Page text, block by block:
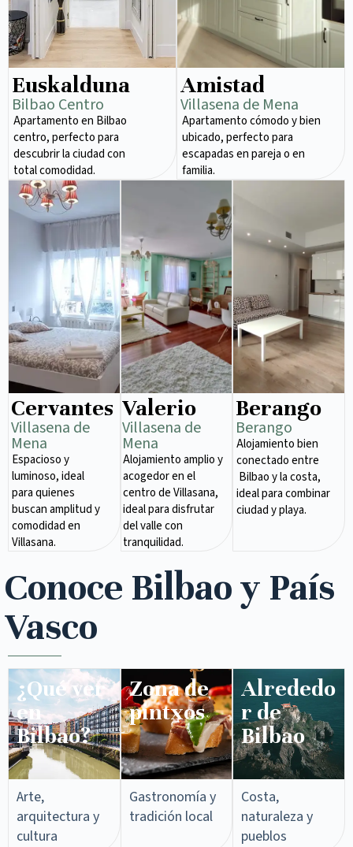
Euskalduna
Bilbao Centro
Apartamento en Bilbao
centro, perfecto para
descubrir la ciudad con
total comodidad.
Amistad
Villasena de Mena
Apartamento cómodo y bien
ubicado, perfecto para
escapadas en pareja o en
familia.
Cervantes
Villasena de
Mena​
Espacioso y
luminoso, ideal
para quienes
buscan amplitud y
comodidad en
Villasana.
Valerio
Villasena de
Mena​
Alojamiento amplio y
acogedor en el
centro de Villasana,
ideal para disfrutar
del valle con
tranquilidad.
Berango
Berango
Alojamiento bien
conectado entre
Bilbao y la costa,
ideal para combinar
ciudad y playa.
Conoce Bilbao y País
Vasco
¿Qué ver
en
Bilbao?
Arte,
arquitectura y
cultura
Zona de
pintxos​
Gastronomía y
tradición local
Alrededo
r de
Bilbao
Costa,
naturaleza y
pueblos